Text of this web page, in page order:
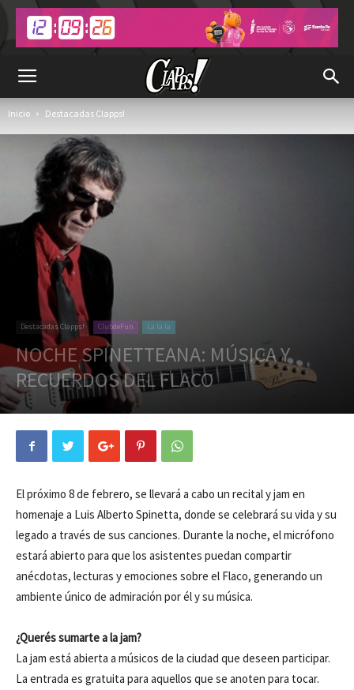
Inicio Destacadas Clapps!
Destacadas Clapps! ClubdeFun La la la
NOCHE SPINETTEANA: MÚSICA Y
RECUERDOS DEL FLACO
El próximo 8 de febrero, se llevará a cabo un recital y jam en
homenaje a Luis Alberto Spinetta, donde se celebrará su vida y su
legado a través de sus canciones. Durante la noche, el micrófono
estará abierto para que los asistentes puedan compartir
anécdotas, lecturas y emociones sobre el Flaco, generando un
ambiente único de admiración por él y su música.
¿Querés sumarte a la jam?
La jam está abierta a músicos de la ciudad que deseen participar.
La entrada es gratuita para aquellos que se anoten para tocar.